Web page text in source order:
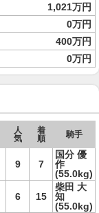
1,021万円
0万円
400万円
0万円
人
気
着
順
騎手
9 7
国分 優
作
(55.0kg)
6 15
柴田 大
知
(55.0kg)